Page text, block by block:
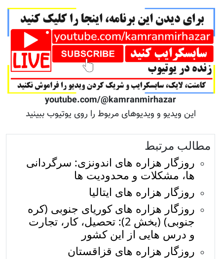
youtube.com/@kamranmirhazar
این ویدیو و ویدیوهای مربوط را روی یوتیوب ببینید
مطالب مرتبط
روزگار هزاره های اندونزی: سرگردانی
ها، مشکلات و محدودیت ها
روزگار هزاره های ایتالیا
روزگار هزاره های کوریای جنوبی (کره
جنوبی) (بخش 2): تحصیل، کار، تجارت
و درس هایی از این کشور
روزگار هزاره های قزاقستان